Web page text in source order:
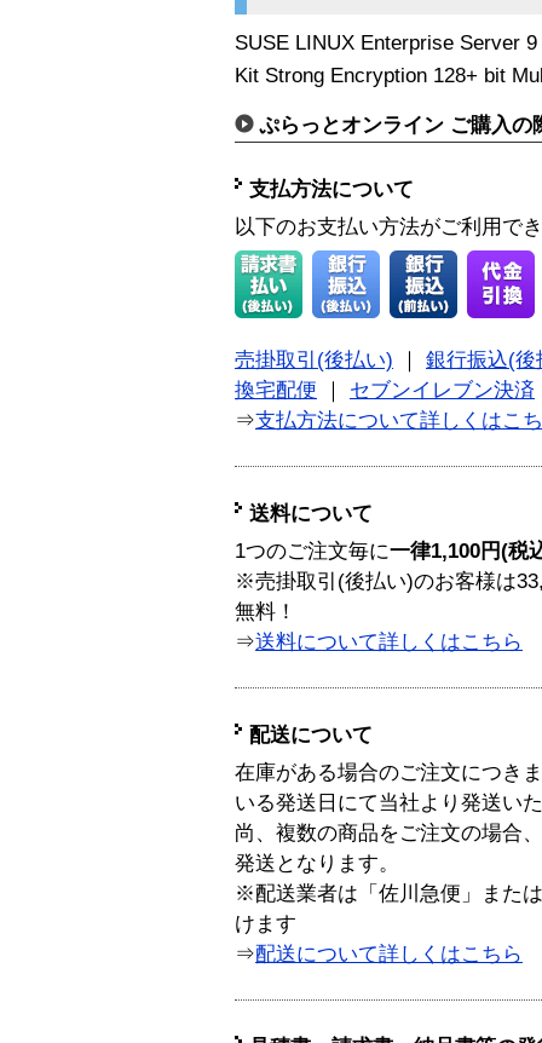
SUSE LINUX Enterprise Server
Kit Strong Encryption 128+ bit
ぷらっとオンライン ご購入の
支払方法について
以下のお支払い方法がご利用で
売掛取引(後払い)
銀行振込(後
換宅配便
セブンイレブン決済
⇒支払方法について詳しくはこ
送料について
1つのご注文毎に一律1,100円(税
※売掛取引(後払い)のお客様は
無料！
⇒送料について詳しくはこちら
配送について
在庫がある場合のご注文につき
いる発送日にて当社より発送い
尚、複数の商品をご注文の場合
発送となります。
※配送業者は「佐川急便」また
けます
⇒配送について詳しくはこちら